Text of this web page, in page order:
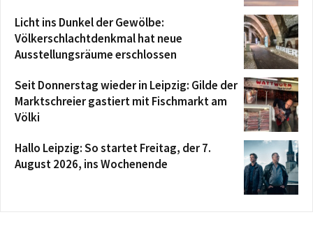
Licht ins Dunkel der Gewölbe:
Völkerschlachtdenkmal hat neue
Ausstellungsräume erschlossen
Seit Donnerstag wieder in Leipzig: Gilde der
Marktschreier gastiert mit Fischmarkt am
Völki
Hallo Leipzig: So startet Freitag, der 7.
August 2026, ins Wochenende